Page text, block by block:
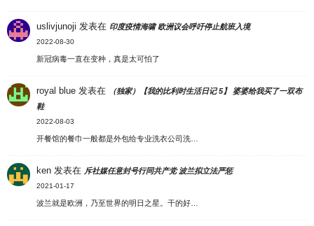
uslivjunoji 发表在 印度疫情海啸 欧洲议会呼吁停止航班入境
2022-08-30
新冠病毒一直在变种，真是太可怕了
royal blue 发表在
（独家）【我的比利时生活日记 5】 婆婆给我买了一双布
鞋
2022-08-03
开餐馆的餐巾一般都是外包给专业洗衣公司洗…
ken 发表在 斥社媒任意封号行同共产党 波兰拟立法严惩
2021-01-17
波兰就是欧洲，乃至世界的明日之星。干的好…